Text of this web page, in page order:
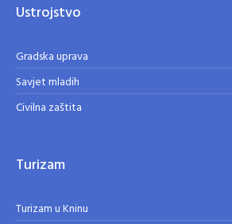
Ustrojstvo
Gradska uprava
Savjet mladih
Civilna zaštita
Turizam
Turizam u Kninu